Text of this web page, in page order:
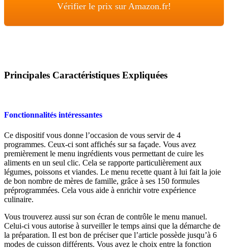
Vérifier le prix sur Amazon.fr!
Principales Caractéristiques Expliquées
Fonctionnalités intéressantes
Ce dispositif vous donne l’occasion de vous servir de 4
programmes. Ceux-ci sont affichés sur sa façade. Vous avez
premièrement le menu ingrédients vous permettant de cuire les
aliments en un seul clic. Cela se rapporte particulièrement aux
légumes, poissons et viandes. Le menu recette quant à lui fait la joie
de bon nombre de mères de famille, grâce à ses 150 formules
préprogrammées. Cela vous aide à enrichir votre expérience
culinaire.
Vous trouverez aussi sur son écran de contrôle le menu manuel.
Celui-ci vous autorise à surveiller le temps ainsi que la démarche de
la préparation. Il est bon de préciser que l’article possède jusqu’à 6
modes de cuisson différents. Vous avez le choix entre la fonction